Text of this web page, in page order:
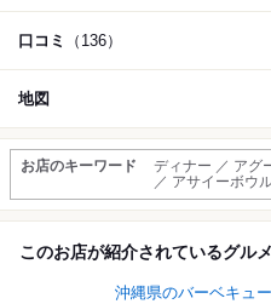
口コミ （136）
地図
お店のキーワード
ディナー ／ アグ
／ アサイーボウ
このお店が紹介されているグル
沖縄県のバーベキュ